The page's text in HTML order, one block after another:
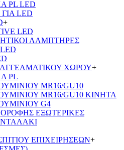
PL LED
LED
+
LED
ΛΑΜΠΤΗΡΕΣ
ΧΩΡΟΥ+
PL
MR16/GU10
MR16/GU10 ΚΙΝΗΤΑ
G4
ΕΞΩΤΕΡΙΚΕΣ
ΕΠΙΧΕΙΡΗΣΕΩΝ+